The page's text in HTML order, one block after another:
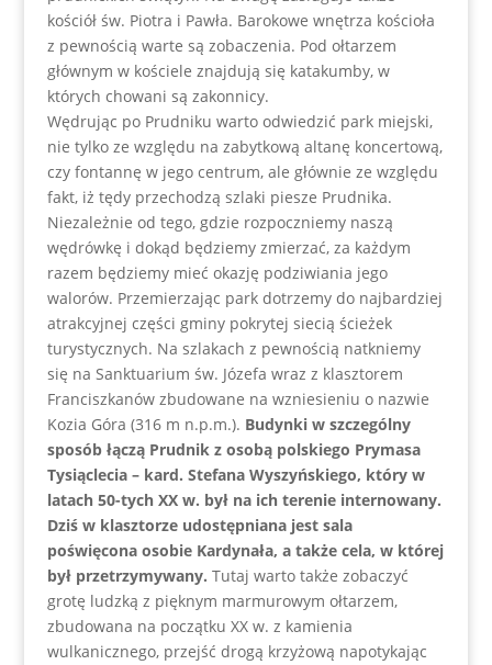
kościół św. Piotra i Pawła. Barokowe wnętrza kościoła
z pewnością warte są zobaczenia. Pod ołtarzem
głównym w kościele znajdują się katakumby, w
których chowani są zakonnicy.
Wędrując po Prudniku warto odwiedzić park miejski,
nie tylko ze względu na zabytkową altanę koncertową,
czy fontannę w jego centrum, ale głównie ze względu
fakt, iż tędy przechodzą szlaki piesze Prudnika.
Niezależnie od tego, gdzie rozpoczniemy naszą
wędrówkę i dokąd będziemy zmierzać, za każdym
razem będziemy mieć okazję podziwiania jego
walorów. Przemierzając park dotrzemy do najbardziej
atrakcyjnej części gminy pokrytej siecią ścieżek
turystycznych. Na szlakach z pewnością natkniemy
się na Sanktuarium św. Józefa wraz z klasztorem
Franciszkanów zbudowane na wzniesieniu o nazwie
Kozia Góra (316 m n.p.m.). Budynki w szczególny
sposób łączą Prudnik z osobą polskiego Prymasa
Tysiąclecia – kard. Stefana Wyszyńskiego, który w
latach 50-tych XX w. był na ich terenie internowany.
Dziś w klasztorze udostępniana jest sala
poświęcona osobie Kardynała, a także cela, w której
był przetrzymywany. Tutaj warto także zobaczyć
grotę ludzką z pięknym marmurowym ołtarzem,
zbudowana na początku XX w. z kamienia
wulkanicznego, przejść drogą krzyżową napotykając